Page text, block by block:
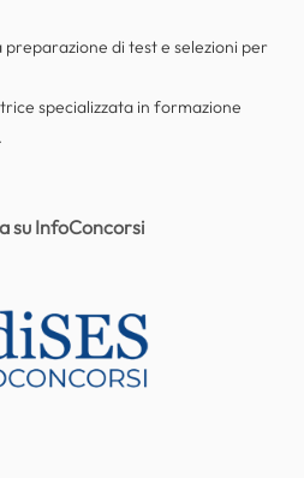
di test e selezioni per
specializzata in formazione
su InfoConcorsi